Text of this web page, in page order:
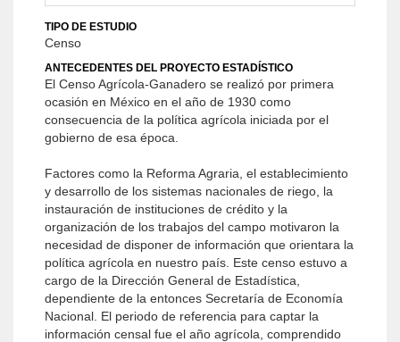
TIPO DE ESTUDIO
Censo
ANTECEDENTES DEL PROYECTO ESTADÍSTICO
El Censo Agrícola-Ganadero se realizó por primera
ocasión en México en el año de 1930 como
consecuencia de la política agrícola iniciada por el
gobierno de esa época.
Factores como la Reforma Agraria, el establecimiento
y desarrollo de los sistemas nacionales de riego, la
instauración de instituciones de crédito y la
organización de los trabajos del campo motivaron la
necesidad de disponer de información que orientara la
política agrícola en nuestro país. Este censo estuvo a
cargo de la Dirección General de Estadística,
dependiente de la entonces Secretaría de Economía
Nacional. El periodo de referencia para captar la
información censal fue el año agrícola, comprendido